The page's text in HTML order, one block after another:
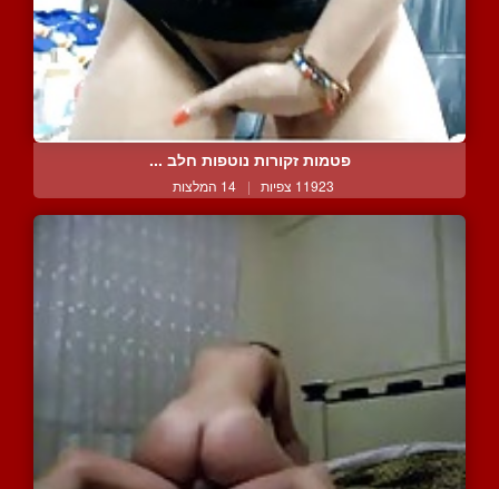
פטמות זקורות נוטפות חלב ...
11923 צפיות | 14 המלצות